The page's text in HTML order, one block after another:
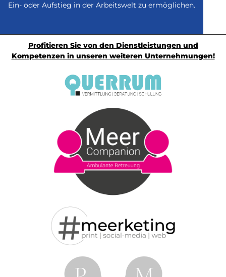
Ein- oder Aufstieg in der Arbeitswelt zu ermöglichen.
Profitieren Sie von den Dienstleistungen und
Kompetenzen in unseren weiteren Unternehmungen!